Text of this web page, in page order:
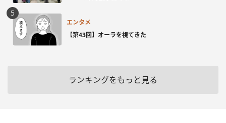
エンタメ
【第43回】オーラを視てきた
ランキングをもっと見る